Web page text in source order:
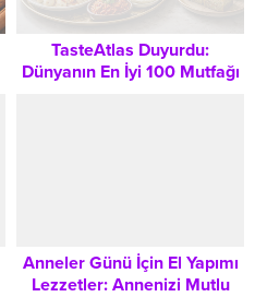
TasteAtlas Duyurdu:
Dünyanın En İyi 100 Mutfağı
Anneler Günü İçin El Yapımı
Lezzetler: Annenizi Mutlu